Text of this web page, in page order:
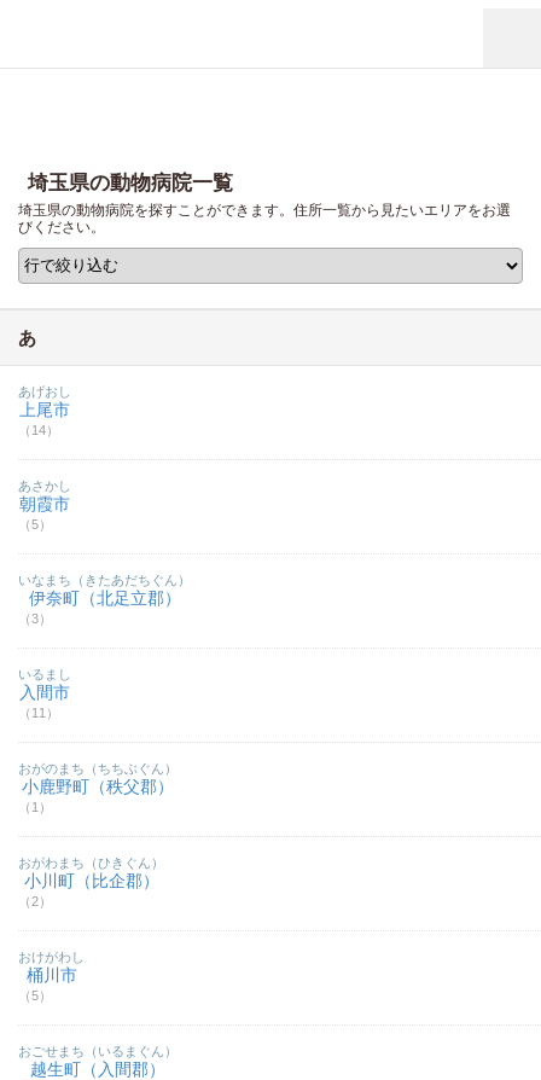
埼玉県の動物病院一覧
埼玉県の動物病院を探すことができます。住所一覧から見たいエリアをお選
びください。
あ
上尾市
（14）
あげおし
朝霞市
（5）
あさかし
伊奈町（北足立郡）
（3）
いなまち（きたあだちぐん）
入間市
（11）
いるまし
小鹿野町（秩父郡）
（1）
おがのまち（ちちぶぐん）
小川町（比企郡）
（2）
おがわまち（ひきぐん）
桶川市
（5）
おけがわし
越生町（入間郡）
おごせまち（いるまぐん）